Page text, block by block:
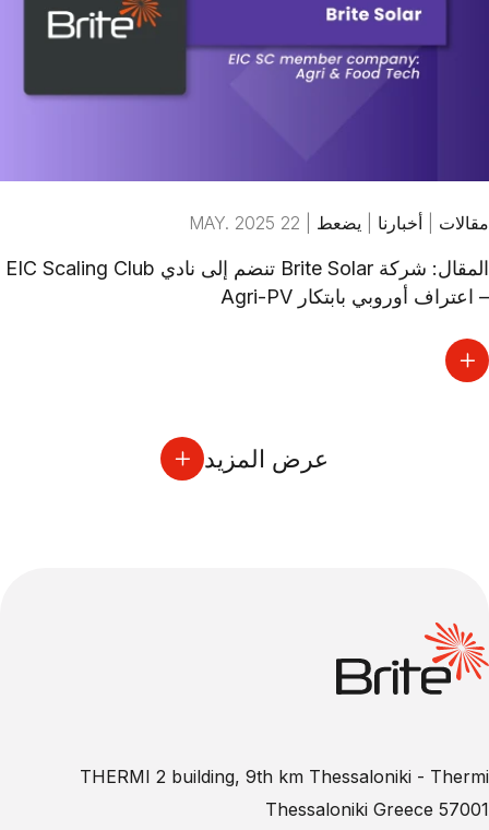
مقالات أخبارنا يضعط 22 MAY. 2025
المقال: شركة Brite Solar تنضم إلى نادي EIC Scaling Club
– اعتراف أوروبي بابتكار Agri-PV
عرض المزيد
THERMI 2 building, 9th km Thessaloniki - Thermi
57001 Thessaloniki Greece